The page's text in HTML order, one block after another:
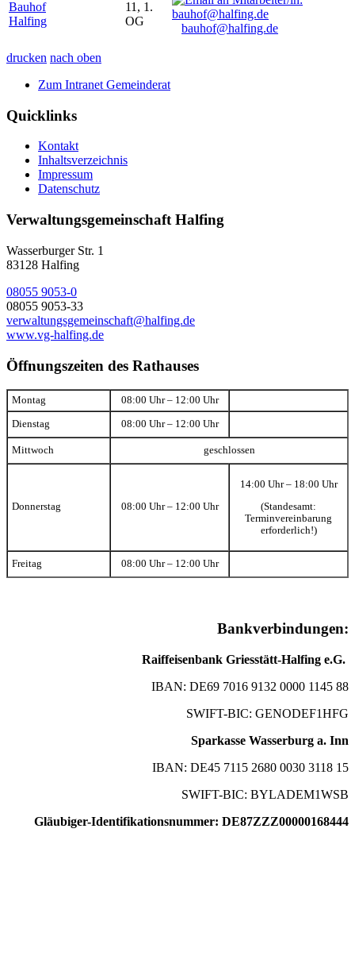
Bauhof
Halfing
11, 1.
OG
bauhof@halfing.de
drucken nach oben
Zum Intranet Gemeinderat
Quicklinks
Kontakt
Inhaltsverzeichnis
Impressum
Datenschutz
Verwaltungsgemeinschaft Halfing
Wasserburger Str. 1
83128 Halfing
08055 9053-0
08055 9053-33
verwaltungsgemeinschaft@halfing.de
www.vg-halfing.de
Öffnungszeiten des Rathauses
Montag 08:00 Uhr – 12:00 Uhr
Dienstag 08:00 Uhr – 12:00 Uhr
Mittwoch geschlossen
Donnerstag 08:00 Uhr – 12:00 Uhr
14:00 Uhr – 18:00 Uhr
(Standesamt:
Terminvereinbarung
erforderlich!)
Freitag 08:00 Uhr – 12:00 Uhr
Bankverbindungen:
Raiffeisenbank Griesstätt-Halfing e.G.
IBAN: DE69 7016 9132 0000 1145 88
SWIFT-BIC: GENODEF1HFG
Sparkasse Wasserburg a. Inn
IBAN: DE45 7115 2680 0030 3118 15
SWIFT-BIC: BYLADEM1WSB
Gläubiger-Identifikationsnummer: DE87ZZZ00000168444